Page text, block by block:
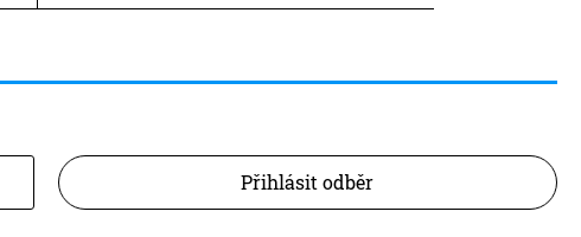
Přihlásit odběr